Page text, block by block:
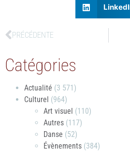
PRÉCÉDENTE
Catégories
Actualité (3 571)
Culturel (964)
Art visuel (110)
Autres (117)
Danse (52)
Évènements (384)